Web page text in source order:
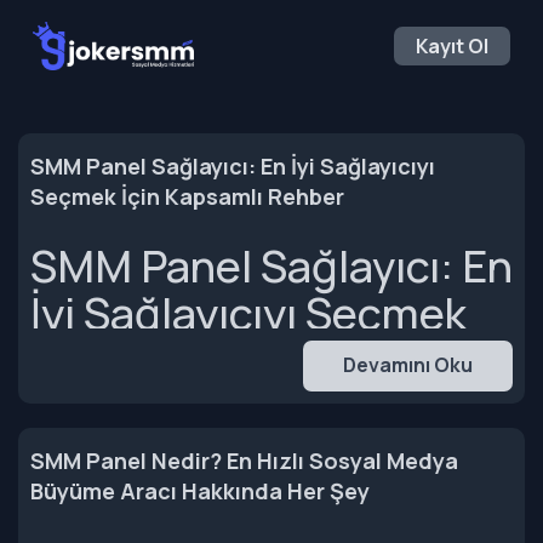
Kayıt Ol
SMM Panel Sağlayıcı: En İyi Sağlayıcıyı
Seçmek İçin Kapsamlı Rehber
SMM Panel Sağlayıcı: En
İyi Sağlayıcıyı Seçmek
İçin Kapsamlı Rehber
markaların ve bireysel
Devamını Oku
SMM Panel Nedir? En Hızlı Sosyal Medya
Büyüme Aracı Hakkında Her Şey